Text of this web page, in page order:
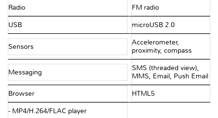
Radio FM radio
USB microUSB 2.0
Sensors
Accelerometer,
proximity, compass
Messaging
SMS (threaded view),
MMS, Email, Push Email
Browser HTML5
- MP4/H.264/FLAC player